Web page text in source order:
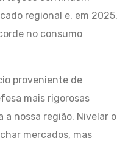
regional e, em 2025,
no consumo
proveniente de
mais rigorosas
nossa região. Nivelar o
mercados, mas